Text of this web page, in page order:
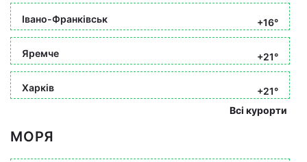
Івано-Франківськ +16°
Яремче +21°
Харків
+21°
Всі курорти
МОРЯ